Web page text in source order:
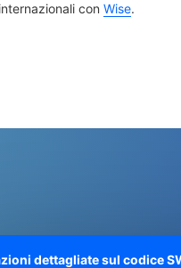
con Wise.
dettagliate sul codice